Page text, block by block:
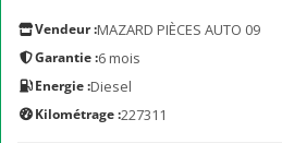
Vendeur :MAZARD PIÈCES AUTO 09
Garantie :6 mois
Energie :Diesel
Kilométrage :227311